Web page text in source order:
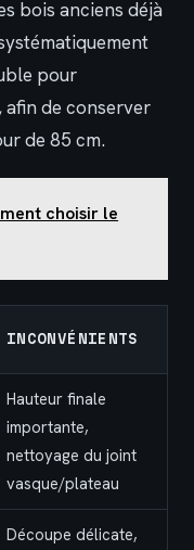
bois anciens déjà
pour
afin de conserver
de 85 cm.
choisir le
INCONVÉNIENTS
Hauteur finale
importante,
nettoyage du joint
vasque/plateau
Découpe délicate,